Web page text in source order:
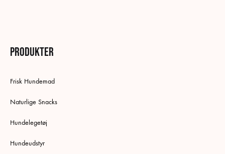
Produkter
Frisk Hundemad
Naturlige Snacks
Hundelegetøj
Hundeudstyr